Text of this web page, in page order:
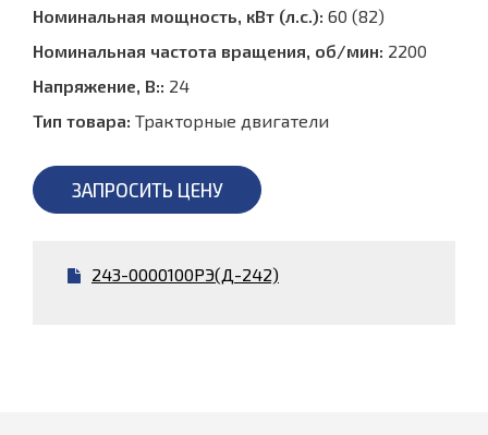
Номинальная мощность, кВт (л.с.): 60 (82)
Номинальная частота вращения, об/мин: 2200
Напряжение, В:: 24
Тип товара: Тракторные двигатели
ЗАПРОСИТЬ ЦЕНУ
243-0000100РЭ(Д-242)